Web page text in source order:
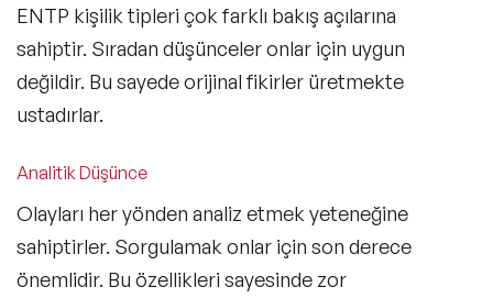
ENTP kişilik tipleri çok farklı bakış açılarına
sahiptir. Sıradan düşünceler onlar için uygun
değildir. Bu sayede orijinal fikirler üretmekte
ustadırlar.
Analitik Düşünce
Olayları her yönden analiz etmek yeteneğine
sahiptirler. Sorgulamak onlar için son derece
önemlidir. Bu özellikleri sayesinde zor